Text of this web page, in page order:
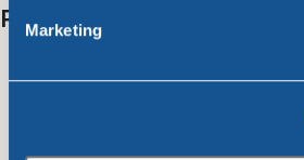
Marketing
Related products